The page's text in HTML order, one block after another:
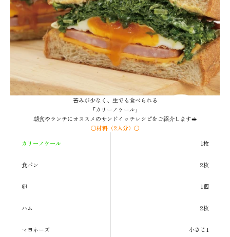
苦みが少なく、生でも食べられる
「カリーノケール」
朝食やランチにオススメのサンドイッチレシピをご紹介します🥪
〇材料（2人分）〇
カリーノケール
1枚
食パン 2枚
卵 1個
ハム 2枚
マヨネーズ 小さじ1